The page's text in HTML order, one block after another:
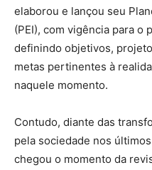
elaborou e lançou seu
(PEI), com vigência para o
definindo objetivos,
metas pertinentes à
naquele momento.
Contudo, diante das
pela sociedade nos
chegou o momento da